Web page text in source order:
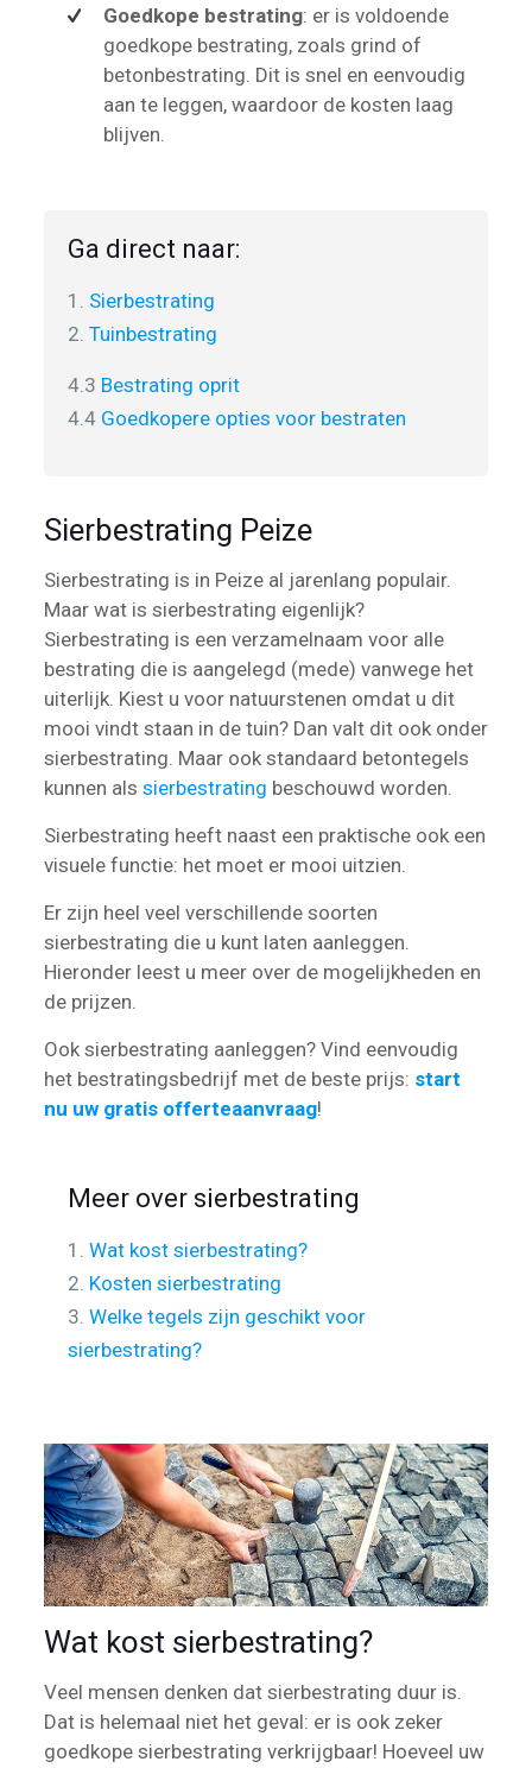
Goedkope bestrating: er is voldoende
goedkope bestrating, zoals grind of
betonbestrating. Dit is snel en eenvoudig
aan te leggen, waardoor de kosten laag
blijven.
Ga direct naar:
1. Sierbestrating
2. Tuinbestrating
4.3 Bestrating oprit
4.4 Goedkopere opties voor bestraten
Sierbestrating Peize
Sierbestrating is in Peize al jarenlang populair.
Maar wat is sierbestrating eigenlijk?
Sierbestrating is een verzamelnaam voor alle
bestrating die is aangelegd (mede) vanwege het
uiterlijk. Kiest u voor natuurstenen omdat u dit
mooi vindt staan in de tuin? Dan valt dit ook onder
sierbestrating. Maar ook standaard betontegels
kunnen als sierbestrating beschouwd worden.
Sierbestrating heeft naast een praktische ook een
visuele functie: het moet er mooi uitzien.
Er zijn heel veel verschillende soorten
sierbestrating die u kunt laten aanleggen.
Hieronder leest u meer over de mogelijkheden en
de prijzen.
Ook sierbestrating aanleggen? Vind eenvoudig
het bestratingsbedrijf met de beste prijs: start
nu uw gratis offerteaanvraag!
Meer over sierbestrating
1. Wat kost sierbestrating?
2. Kosten sierbestrating
3. Welke tegels zijn geschikt voor
sierbestrating?
Wat kost sierbestrating?
Veel mensen denken dat sierbestrating duur is.
Dat is helemaal niet het geval: er is ook zeker
goedkope sierbestrating verkrijgbaar! Hoeveel uw